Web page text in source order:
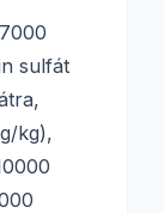
sulfát
kg),